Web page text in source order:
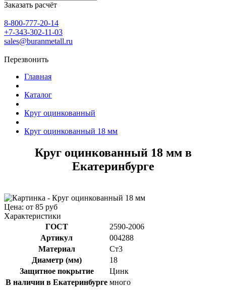
Заказать расчёт
8-800-777-20-14
+7-343-302-11-03
sales@buranmetall.ru
Перезвонить
Главная
Каталог
Круг оцинкованный
Круг оцинкованный 18 мм
Круг оцинкованный 18 мм в
Екатеринбурге
Цена: от 85 руб
Характеристики
ГОСТ
2590-2006
Артикул
004288
Материал
Ст3
Диаметр (мм)
18
Защитное покрытие
Цинк
В наличии в Екатеринбурге много